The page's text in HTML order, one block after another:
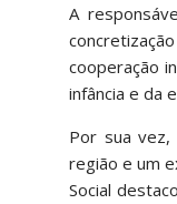
A
cooperação
infância e da
Por sua vez,
região e um
Social